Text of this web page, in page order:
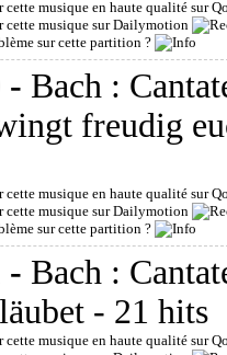
- Bach :
freudig
- Bach :
- 21 hits